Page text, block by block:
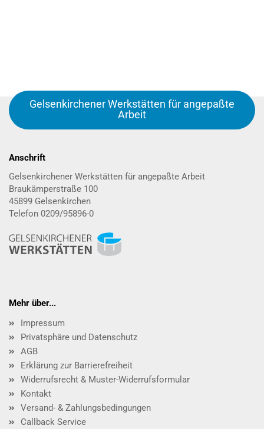
Gelsenkirchener Werkstätten für angepaßte
Arbeit
Anschrift
Gelsenkirchener Werkstätten für angepaßte Arbeit
Braukämperstraße 100
45899 Gelsenkirchen
Telefon 0209/95896-0
Mehr über...
Impressum
Privatsphäre und Datenschutz
AGB
Erklärung zur Barrierefreiheit
Widerrufsrecht & Muster-Widerrufsformular
Kontakt
Versand- & Zahlungsbedingungen
Callback Service